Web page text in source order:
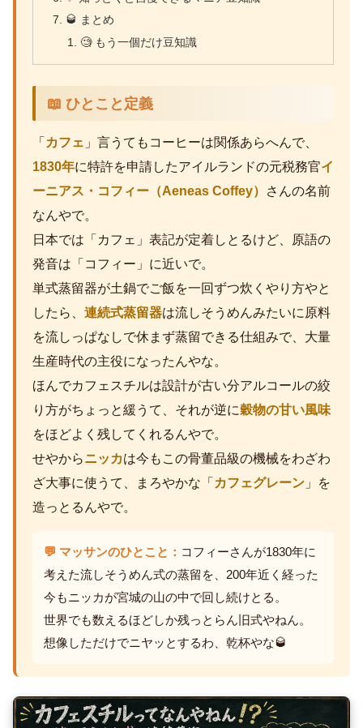
🥃 まとめ
🧐 もう一個だけ豆知識
📖 ひとこと定義
「 カフェ 」言うてもコーヒーは関係あらへんで、
1830年に特許を申請したアイルランドの元税務官イ
ーニアス・コフィー（Aeneas Coffey）
さんの名前
なんやで。
日本では「カフェ」表記が定着しとるけど、原語の
発音は「コフィー」に近いで。
単式蒸留器が土鍋でご飯を一回ずつ炊くやり方やと
したら、 連続式蒸留器は流しそうめんみたいに原料
を流しっぱなしで休まず蒸留できる仕組みで、大量
生産時代の主役になったんやな。
ほんでカフェスチルは設計が古い分アルコールの絞
り方がちょっと緩うて、それが逆に穀物の甘い風味
をほどよく残してくれるんやで。
せやからニッカは今もこの骨董品級の機械をわざわ
ざ大事に使うて、まろやかな「 カフェグレーン 」を
造っとるんやで。
💬 マッサンのひとこと： コフィーさんが1830年に
考えた流しそうめん式の蒸留を、200年近く経った
今もニッカが宮城の山の中で回し続けとる。
世界でも数えるほどしか残っとらん旧式やねん。
想像しただけでニヤッとするわ、乾杯やな🥃